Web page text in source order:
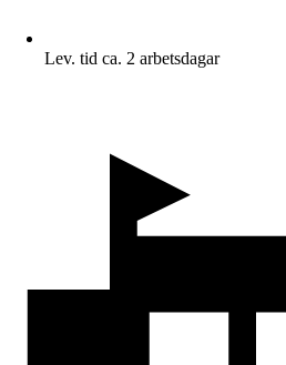
Lev. tid ca. 2 arbetsdagar